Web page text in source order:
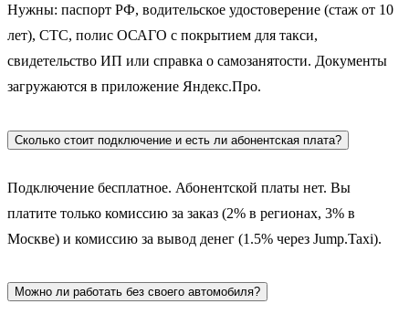
Нужны: паспорт РФ, водительское удостоверение (стаж от 10
лет), СТС, полис ОСАГО с покрытием для такси,
свидетельство ИП или справка о самозанятости. Документы
загружаются в приложение Яндекс.Про.
Сколько стоит подключение и есть ли абонентская плата?
Подключение бесплатное. Абонентской платы нет. Вы
платите только комиссию за заказ (2% в регионах, 3% в
Москве) и комиссию за вывод денег (1.5% через Jump.Taxi).
Можно ли работать без своего автомобиля?